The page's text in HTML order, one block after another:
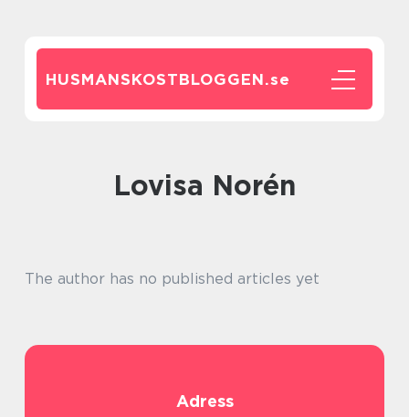
HUSMANSKOSTBLOGGEN.se
Lovisa Norén
The author has no published articles yet
Adress